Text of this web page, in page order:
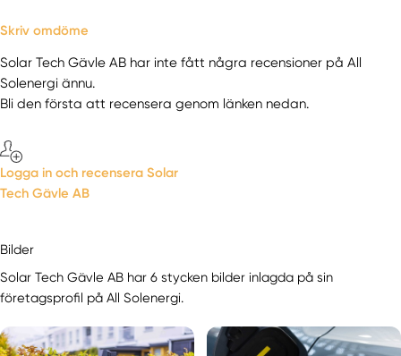
Skriv omdöme
Solar Tech Gävle AB har inte fått några recensioner på All
Solenergi ännu.
Bli den första att recensera genom länken nedan.
Logga in och recensera Solar
Tech Gävle AB
Bilder
Solar Tech Gävle AB har 6 stycken bilder inlagda på sin
företagsprofil på All Solenergi.